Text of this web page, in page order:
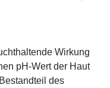
Wirkung
pH-Wert der Haut
des